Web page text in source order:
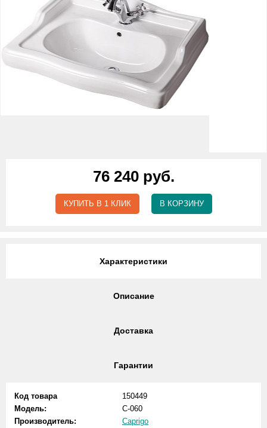
76 240 руб.
КУПИТЬ В 1 КЛИК В КОРЗИНУ
Характеристики
Описание
Доставка
Гарантии
Код товара
150449
Модель:
C-060
Производитель:
Caprigo